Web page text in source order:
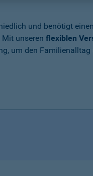
und benötigt
unseren flexiblen
um den